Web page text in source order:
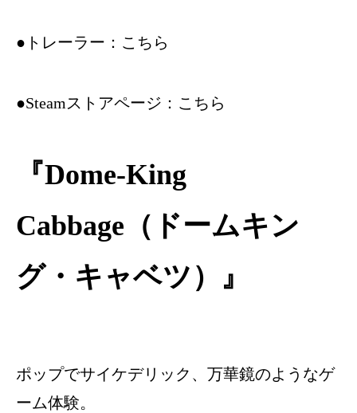
●トレーラー： こちら
●Steamストアページ： こちら
『Dome-King
Cabbage（ドームキン
グ・キャベツ）』
ポップでサイケデリック、万華鏡のようなゲ
ーム体験。